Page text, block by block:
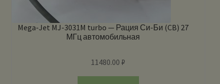
Mega-Jet MJ-3031M turbo — Рация Си-Би (CB) 27
МГц автомобильная
11480.00₽